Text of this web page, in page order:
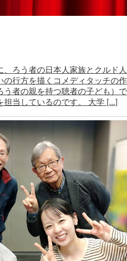
、ろう者の日本人家族とクルド人
の行方を描くコメディタッチの作
う者の親を持つ聴者の子ども）で
担当しているのです。 大学 […]